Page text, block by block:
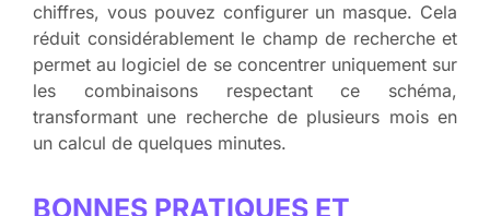
chiffres, vous pouvez configurer un masque. Cela
réduit considérablement le champ de recherche et
permet au logiciel de se concentrer uniquement sur
les combinaisons respectant ce schéma,
transformant une recherche de plusieurs mois en
un calcul de quelques minutes.
BONNES PRATIQUES ET